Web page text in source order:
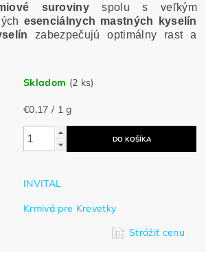
suroviny spolu s veľkým
esenciálnych mastných kyselín
zabezpečujú optimálny rast a
Skladom (2 ks)
€0,17 / 1 g
INVITAL
Krmivá pre Krevetky
Strážiť cenu